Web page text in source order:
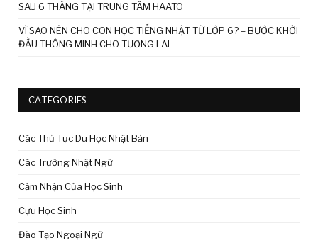
SAU 6 THÁNG TẠI TRUNG TÂM HAATO
VÌ SAO NÊN CHO CON HỌC TIẾNG NHẬT TỪ LỚP 6? – BƯỚC KHỞI
ĐẦU THÔNG MINH CHO TƯƠNG LAI
CATEGORIES
Các Thủ Tục Du Học Nhật Bản
Các Trường Nhật Ngữ
Cảm Nhận Của Học Sinh
Cựu Học Sinh
Đào Tạo Ngoại Ngữ